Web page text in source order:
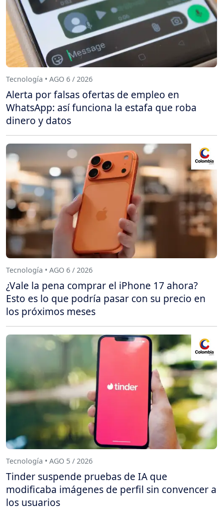
Tecnología • AGO 6 / 2026
Alerta por falsas ofertas de empleo en
WhatsApp: así funciona la estafa que roba
dinero y datos
Tecnología • AGO 6 / 2026
¿Vale la pena comprar el iPhone 17 ahora?
Esto es lo que podría pasar con su precio en
los próximos meses
Tecnología • AGO 5 / 2026
Tinder suspende pruebas de IA que
modificaba imágenes de perfil sin convencer a
los usuarios